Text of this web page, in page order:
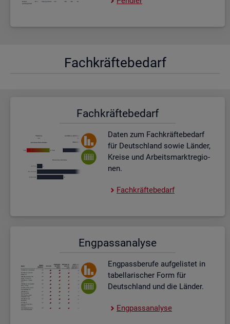
Fach­kräf­te­be­darf
Fach­kräf­te­be­darf
Daten zum Fach­kräf­te­be­darf
für Deutsch­land sowie Län­der,
Krei­se und Ar­beits­markt­re­gio­
nen.
Fach­kräf­te­be­darf
Eng­pass­ana­ly­se
Eng­pass­be­ru­fe auf­ge­lis­tet in
ta­bel­la­ri­scher Form für
Deutsch­land und die Län­der.
Eng­pass­ana­ly­se